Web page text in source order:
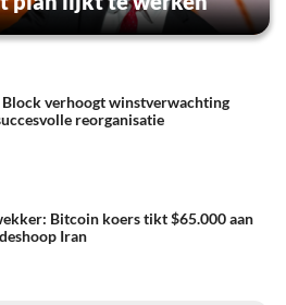
Block verhoogt winstverwachting
reorganisatie
Bitcoin koers tikt $65.000 aan
Iran